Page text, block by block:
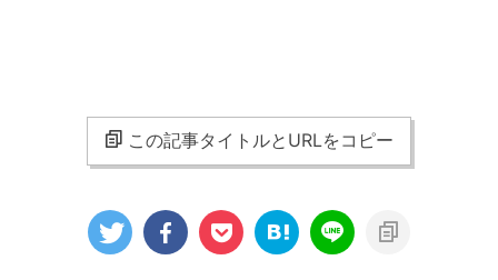
この記事タイトルとURLをコピー